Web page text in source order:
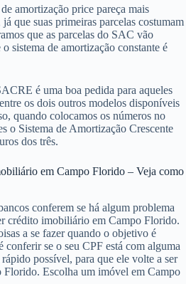
amortização price pareça mais
que suas primeiras parcelas costumam
que as parcelas do SAC vão
sistema de amortização constante é
é uma boa pedida para aqueles
os dois outros modelos disponíveis
quando colocamos os números no
o Sistema de Amortização Crescente
dos três.
em Campo Florido – Veja como
conferem se há algum problema
crédito imobiliário em Campo Florido.
a se fazer quando o objetivo é
se o seu CPF está com alguma
possível, para que ele volte a ser
Florido. Escolha um imóvel em Campo